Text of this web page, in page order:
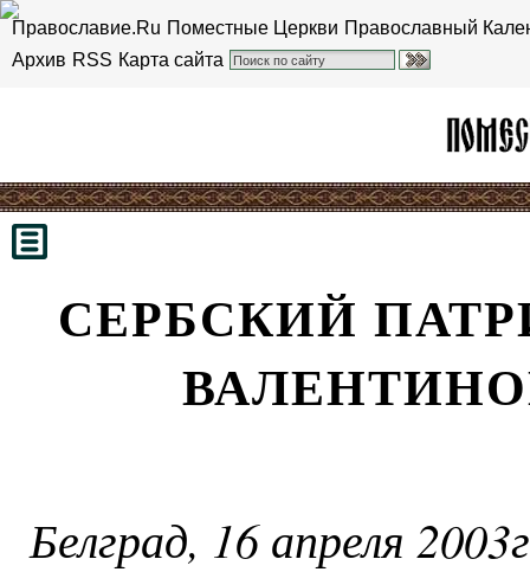
Православие.Ru Поместные Церкви Православный
Архив RSS Карта сайта
СЕРБСКИЙ
Белград, 16 апреля